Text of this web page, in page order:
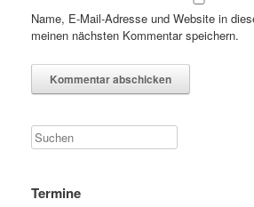
Name, E-Mail-Adresse und Website in
meinen nächsten Kommentar speichern.
Termine